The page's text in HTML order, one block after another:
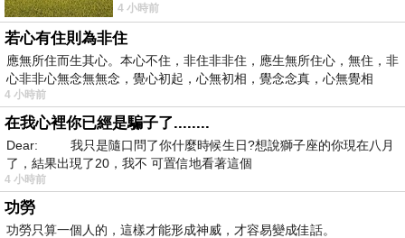
花不少錢，星期一出門上班時，心裡沒有一
4 小時前
若心有住則為非住
應無所住而生其心。本心不住，非住非非住，應生無所住心，無住，非
心非非心無念無無念，覺心初起，心無初相，覺念念真，心無覺相
4 小時前
在我心裡你已經是騙子了........
Dear: 我只是隨口問了你什麼時候生日?想說獅子座的你現在八月
了，結果出現了20，我不 可置信地看著這個
4 小時前
功勞
功勞只算一個人的，這樣才能形成神威，才容易變成佳話。